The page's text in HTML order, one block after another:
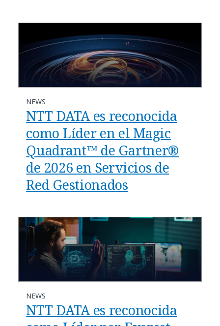
NEWS
NTT DATA es reconocida
como Líder en el Magic
Quadrant™ de Gartner®
de 2026 en Servicios de
Red Gestionados
NEWS
NTT DATA es reconocida